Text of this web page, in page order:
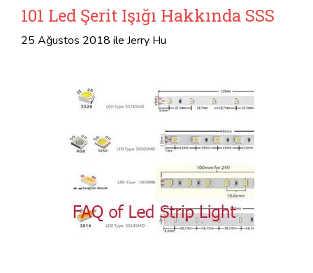
101 Led Şerit Işığı Hakkında SSS
25 Ağustos 2018 ile Jerry Hu